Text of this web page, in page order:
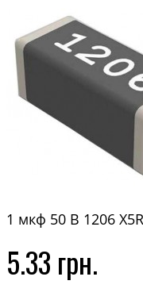
1 мкф 50 В 1206
5.33 грн.